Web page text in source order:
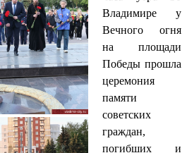
Владимире у
Вечного огня
на площади
Победы прошла
церемония
памяти
советских
граждан,
погибших и